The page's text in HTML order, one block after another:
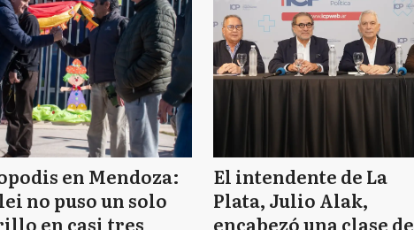
en Mendoza:
no puso un solo
en casi tres
El intendente de La
Plata, Julio Alak,
encabezó una clase de